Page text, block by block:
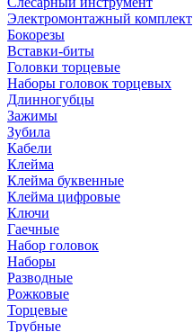
Электромонтажный комплект
Бокорезы
Вставки-биты
Головки торцевые
Наборы головок торцевых
Длинногубцы
Зажимы
Зубила
Кабели
Клейма
Клейма буквенные
Клейма цифровые
Ключи
Гаечные
Набор головок
Наборы
Разводные
Рожковые
Торцевые
Трубные